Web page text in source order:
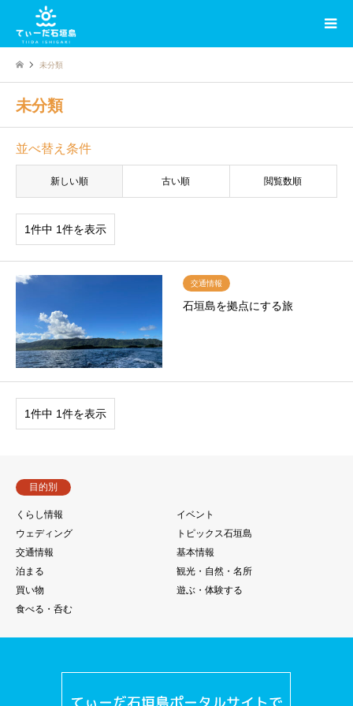
未分類
未分類
並べ替え条件
新しい順 古い順 閲覧数順
1件中 1件を表示
交通情報
石垣島を拠点にする旅
1件中 1件を表示
目的別
くらし情報
イベント
ウェディング
トピックス石垣島
交通情報
基本情報
泊まる
観光・自然・名所
買い物
遊ぶ・体験する
食べる・呑む